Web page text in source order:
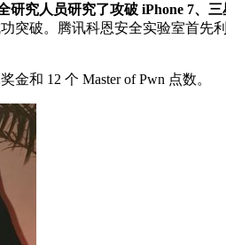
究人员研究了攻破 iPhone 7、
突破。腾讯科恩安全实验室首先
和 12 个 Master of Pwn 点数。